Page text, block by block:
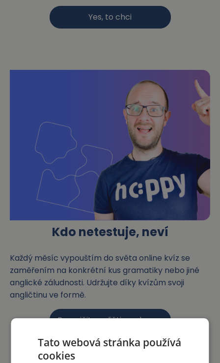
Yes, to chci
Kdo netestuje, neví
Každý měsíc vypouštím do světa online kvíz se
zaměřením na konkrétní kus gramatiky nebo jiné
anglické záludnosti. Udržujte díky kvízům svoji
angličtinu ve formě.
Procvičit angličtinu zdarma
Tato webová stránka používá
cookies